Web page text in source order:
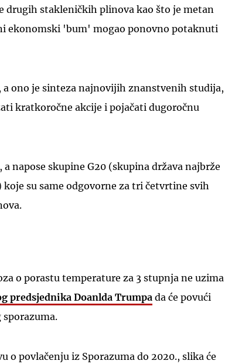
drugih stakleničkih plinova kao što je metan
ekonomski 'bum' mogao ponovno potaknuti
a ono je sinteza najnovijih znanstvenih studija,
kratkoročne akcije i pojačati dugoročnu
napose skupine G20 (skupina država najbrže
su same odgovorne za tri četvrtine svih
o porastu temperature za 3 stupnja ne uzima
predsjednika Doanlda Trumpa da će povući
o povlačenju iz Sporazuma do 2020., slika će